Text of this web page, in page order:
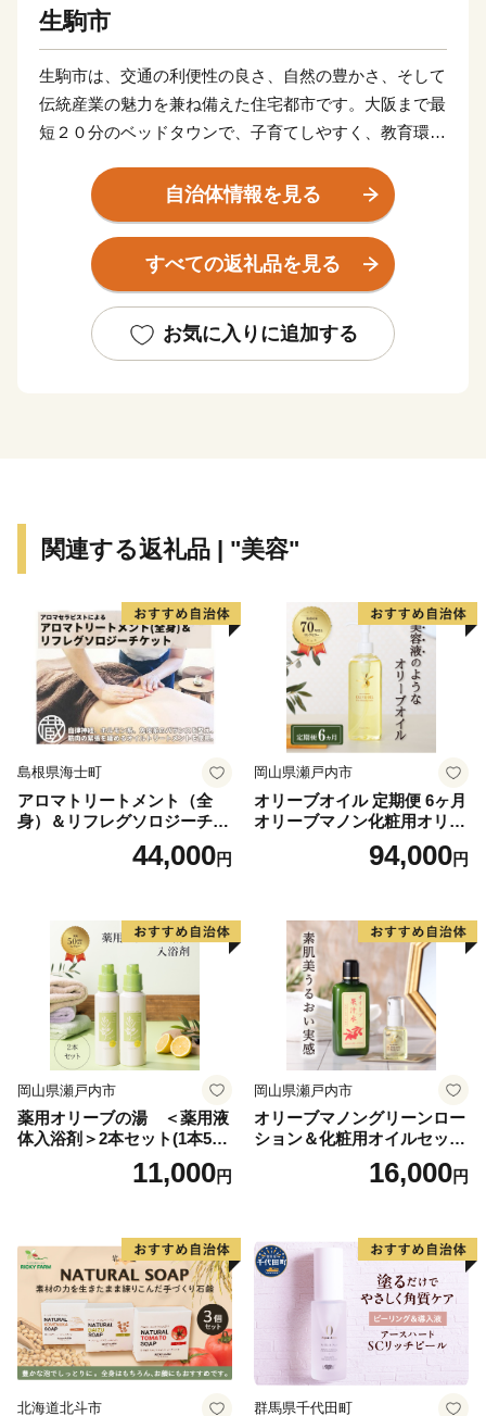
生駒市
生駒市は、交通の利便性の良さ、自然の豊かさ、そして
伝統産業の魅力を兼ね備えた住宅都市です。大阪まで最
短２０分のベッドタウンで、子育てしやすく、教育環境
ふるさと生駒応援寄附を通じて、子どもたちの成長を見
守りながら共に育ち続けるまち、生駒をぜひ応援してく
ださい。
自治体情報を見る
すべての返礼品を見る
お気に入りに追加する
関連する返礼品 | "美容"
島根県海士町
アロマトリートメント（全
身）＆リフレグソロジーチケ
44,000円
岡山県瀬戸内市
オリーブオイル 定期便 6ヶ月
オリーブマノン化粧用オリー
ブオイル 200ml オリーブ オ
イル 美容 スキンケア 化粧用
94,000円
岡山県瀬戸内市
薬用オリーブの湯 ＜薬用液
体入浴剤＞2本セット(1本500
11,000円
岡山県瀬戸内市
オリーブマノングリーンロー
ション＆化粧用オイルセット
美容グッズ スキンケア 化粧
16,000円
北海道北斗市 群馬県千代田町